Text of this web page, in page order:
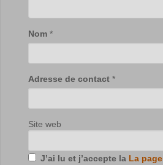
Nom *
Adresse de contact *
Site web
J’ai lu et j’accepte la La